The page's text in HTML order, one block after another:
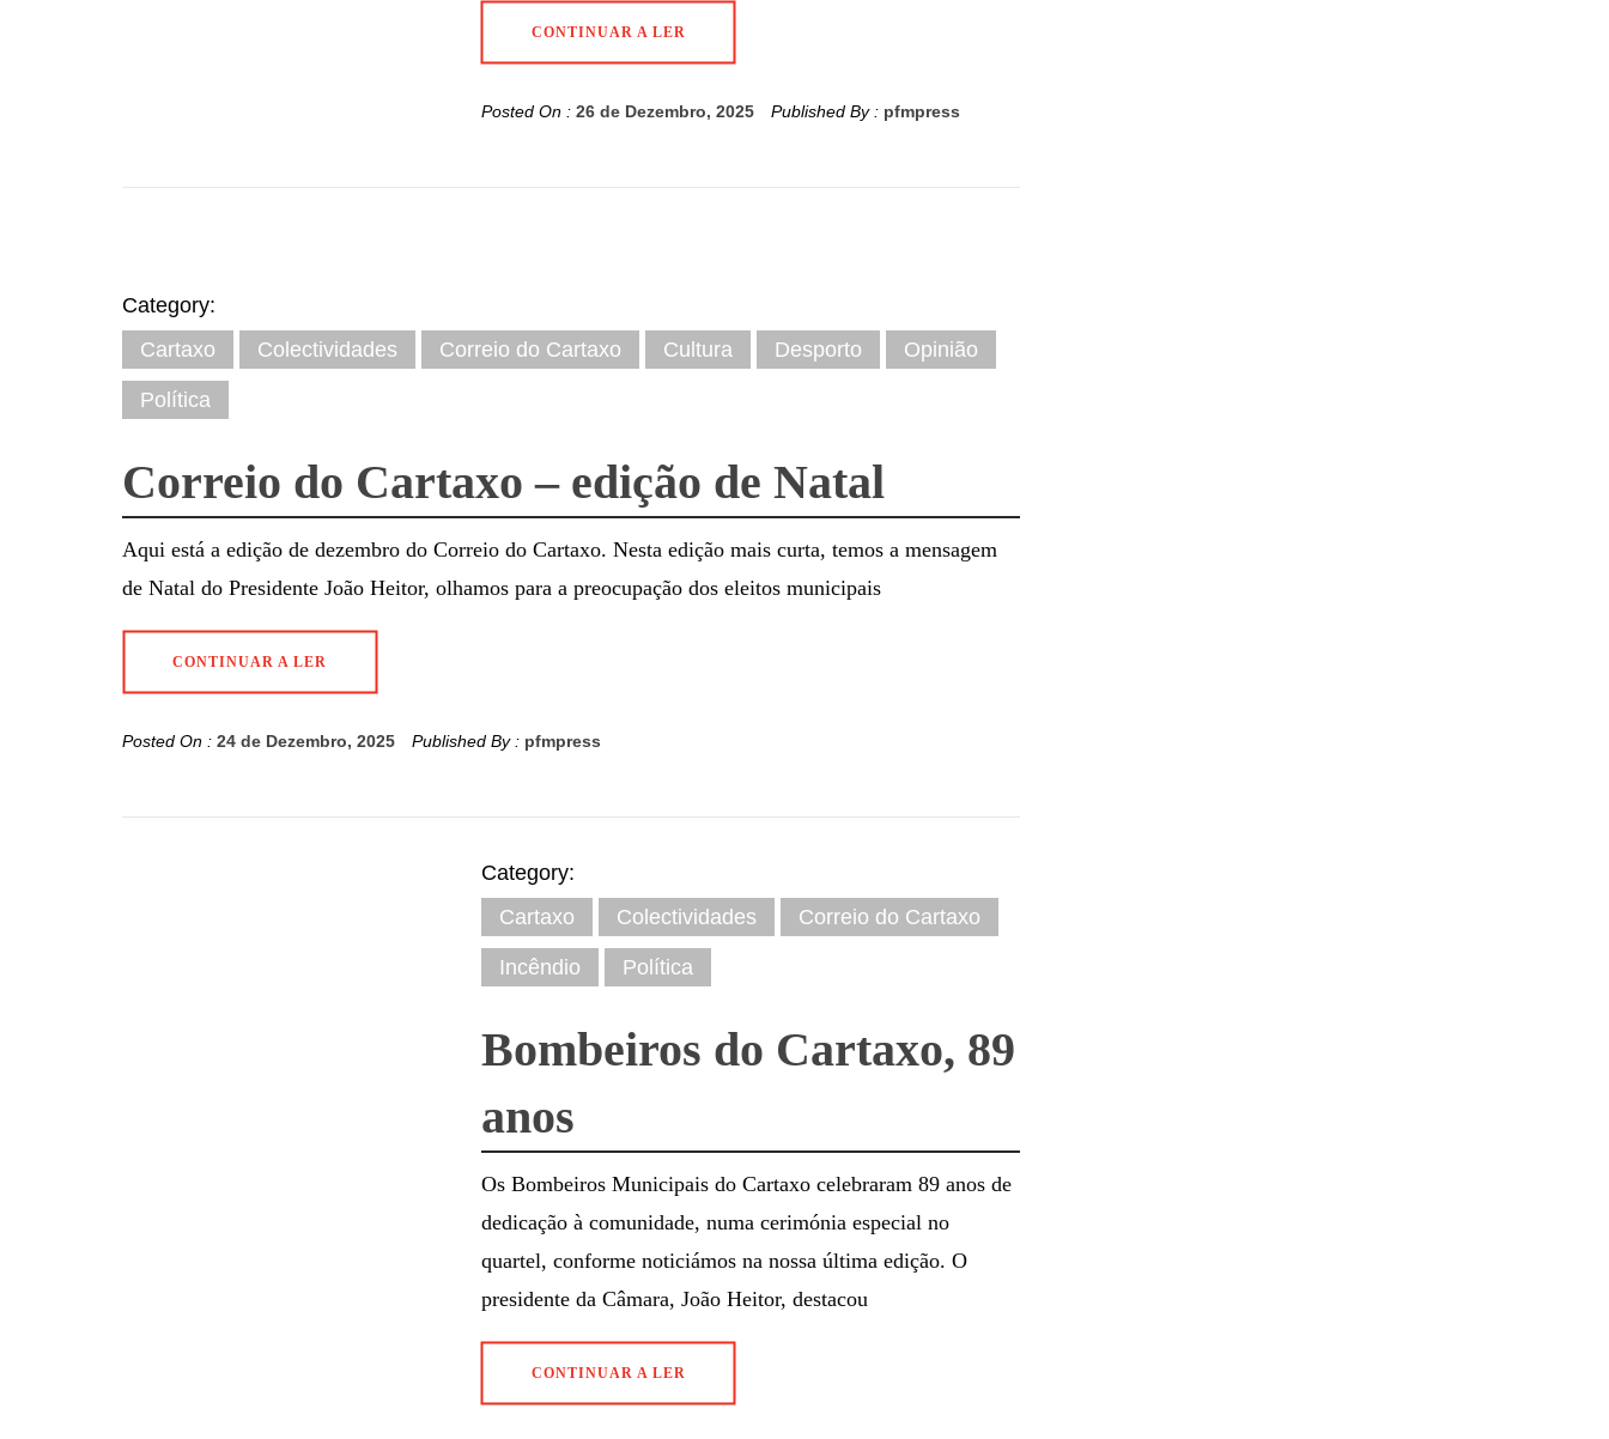
CONTINUAR A LER
Posted On : 26 de Dezembro, 2025 Published By : pfmpress
Category:
Cartaxo
Colectividades Correio do Cartaxo Cultura Desporto Opinião
Política
Correio do Cartaxo – edição de Natal
Aqui está a edição de dezembro do Correio do Cartaxo. Nesta edição mais curta, temos a mensagem
de Natal do Presidente João Heitor, olhamos para a preocupação dos eleitos municipais
CONTINUAR A LER
Posted On : 24 de Dezembro, 2025 Published By : pfmpress
Category:
Cartaxo
Colectividades Correio do Cartaxo
Incêndio Política
Bombeiros do Cartaxo, 89
anos
Os Bombeiros Municipais do Cartaxo celebraram 89 anos de
dedicação à comunidade, numa cerimónia especial no
quartel, conforme noticiámos na nossa última edição. O
presidente da Câmara, João Heitor, destacou
CONTINUAR A LER